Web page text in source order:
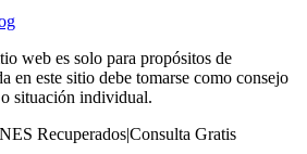
web es solo para propósitos de
en este sitio debe tomarse como consejo
situación individual.
Recuperados|Consulta Gratis